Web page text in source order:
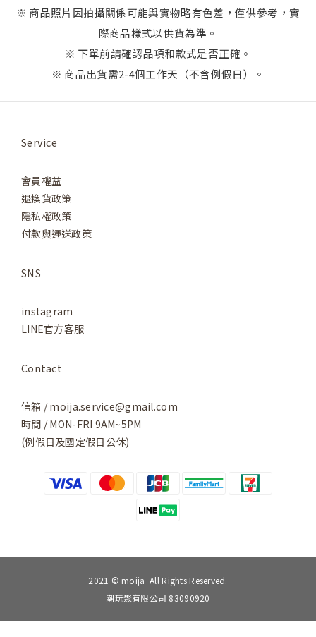
※ 商品照片因拍攝關係可能與實物略有色差，僅供參考，實
際商品樣式以供貨為準。
※ 下單前請確認品項和款式是否正確。
※ 商品出貨需2-4個工作天（不含例假日）。
Service
會員權益
退換貨政策
隱私權政策
付款與運送政策
SNS
instagram
LINE官方客服
Contact
信箱 / moija.service@gmail.com
時間 / MON-FRI 9AM~5PM
(例假日及國定假日公休)
2021 © moija All Rights Reserved.
潮玩聚有限公司 83090920